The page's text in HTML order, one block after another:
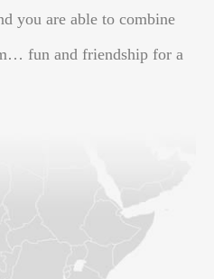
you are able to combine
fun and friendship for a